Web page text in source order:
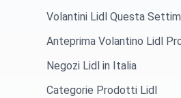
Volantini Lidl Questa
Anteprima Volantino Lidl
Negozi Lidl in Italia
Categorie Prodotti Lidl